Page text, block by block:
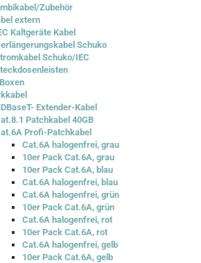
Zubehör
extern
Kaltgeräte Kabel
Schuko
Schuko/IEC
Extender-Kabel
Patchkabel 40GB
Profi-Patchkabel
Cat.6A halogenfrei, grau
10er Pack Cat.6A, grau
10er Pack Cat.6A, blau
Cat.6A halogenfrei, blau
Cat.6A halogenfrei, grün
10er Pack Cat.6A, grün
Cat.6A halogenfrei, rot
10er Pack Cat.6A, rot
Cat.6A halogenfrei, gelb
10er Pack Cat.6A, gelb